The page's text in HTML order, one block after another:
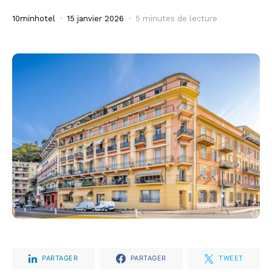
10minhotel 15 janvier 2026 5 minutes de lecture
PARTAGER PARTAGER TWEET